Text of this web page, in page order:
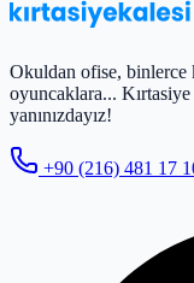
Okuldan ofise, binlerce
oyuncaklara...
yanınızdayız!
+90 (216) 481 17